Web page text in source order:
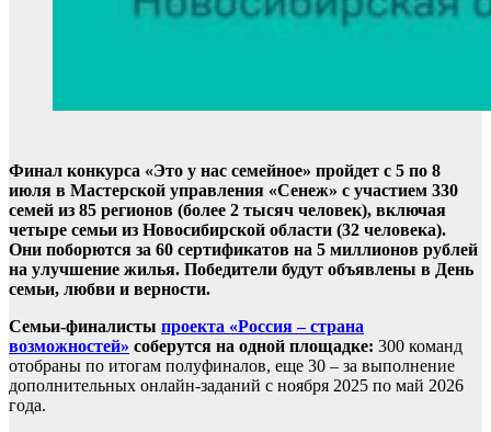
Финал конкурса «Это у нас семейное» пройдет с 5 по 8
июля в Мастерской управления «Сенеж» с участием 330
семей из 85 регионов (более 2 тысяч человек), включая
четыре семьи из Новосибирской области (32 человека).
Они поборются за 60 сертификатов на 5 миллионов рублей
на улучшение жилья. Победители будут объявлены в День
семьи, любви и верности.
Семьи-финалисты проекта «Россия – страна
возможностей» соберутся на одной площадке: 300 команд
отобраны по итогам полуфиналов, еще 30 – за выполнение
дополнительных онлайн-заданий с ноября 2025 по май 2026
года.